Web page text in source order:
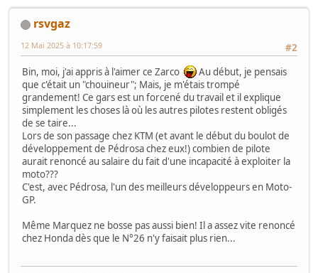
rsvgaz
#2
12 Mai 2025 à 10:17:59
Bin, moi, j'ai appris à l'aimer ce Zarco
Au début, je pensais
que c'était un "chouineur"; Mais, je m'étais trompé
grandement! Ce gars est un forcené du travail et il explique
simplement les choses là où les autres pilotes restent obligés
de se taire...
Lors de son passage chez KTM (et avant le début du boulot de
développement de Pédrosa chez eux!) combien de pilote
aurait renoncé au salaire du fait d'une incapacité à exploiter la
moto???
C'est, avec Pédrosa, l'un des meilleurs développeurs en Moto-
GP.
Même Marquez ne bosse pas aussi bien! Il a assez vite renoncé
chez Honda dès que le N°26 n'y faisait plus rien...